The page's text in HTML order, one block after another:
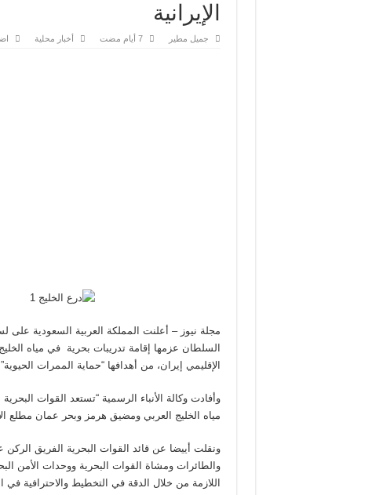
الإيرانية
جميل مطير ‏7 أيام مضت أخبار محلية
مجلة نيوز – أعلنت المملكة العربية السعودية على
السلطان عزمها إقامة تدريبات بحرية في مياه
الإقليمي إيران، من أهدافها “حماية الممرات الحيوية”
مياه الخليج العربي ومضيق هرمز وبحر عمان مطلع
ونقلت أييضا عن قائد القوات البحرية الفريق
والطائرات ومشاة القوات البحرية ووحدات الأمن
اللازمة من خلال الدقة في التخطيط والاحترافية في